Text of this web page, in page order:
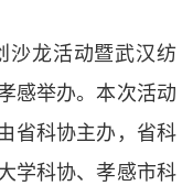
沙龙活动暨武汉纺
感举办。本次活动
省科协主办，省科
学科协、孝感市科